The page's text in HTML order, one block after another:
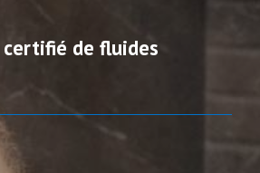
de fluides